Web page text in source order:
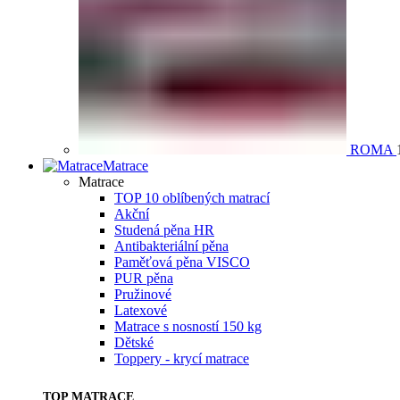
ROMA
Matrace
Matrace
TOP 10 oblíbených matrací
Akční
Studená pěna HR
Antibakteriální pěna
Paměťová pěna VISCO
PUR pěna
Pružinové
Latexové
Matrace s nosností 150 kg
Dětské
Toppery - krycí matrace
TOP MATRACE